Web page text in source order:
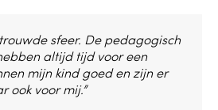
sfeer. De pedagogisch
altijd tijd voor een
mijn kind goed en zijn er
ook voor mij.”